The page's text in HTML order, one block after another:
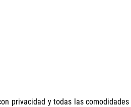
privacidad y todas las comodidades